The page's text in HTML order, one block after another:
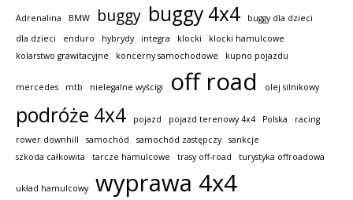
Adrenalina BMW buggy buggy 4x4
buggy dla dzieci
dla dzieci
enduro hybrydy integra klocki
klocki hamulcowe
kolarstwo grawitacyjne
koncerny samochodowe kupno pojazdu
mercedes mtb nielegalne wyścigi off road olej silnikowy
podróże 4x4 pojazd pojazd terenowy 4x4 Polska
racing
rower downhill
samochód samochód zastępczy
sankcje
szkoda całkowita
tarcze hamulcowe trasy off-road turystyka offroadowa
układ hamulcowy
wyprawa 4x4